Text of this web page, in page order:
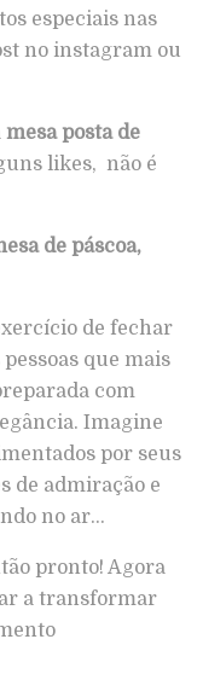
especiais nas
no instagram ou
mesa posta de
likes, não é
de páscoa,
de fechar
que mais
com
Imagine
por seus
de admiração e
no ar…
pronto! Agora
a transformar